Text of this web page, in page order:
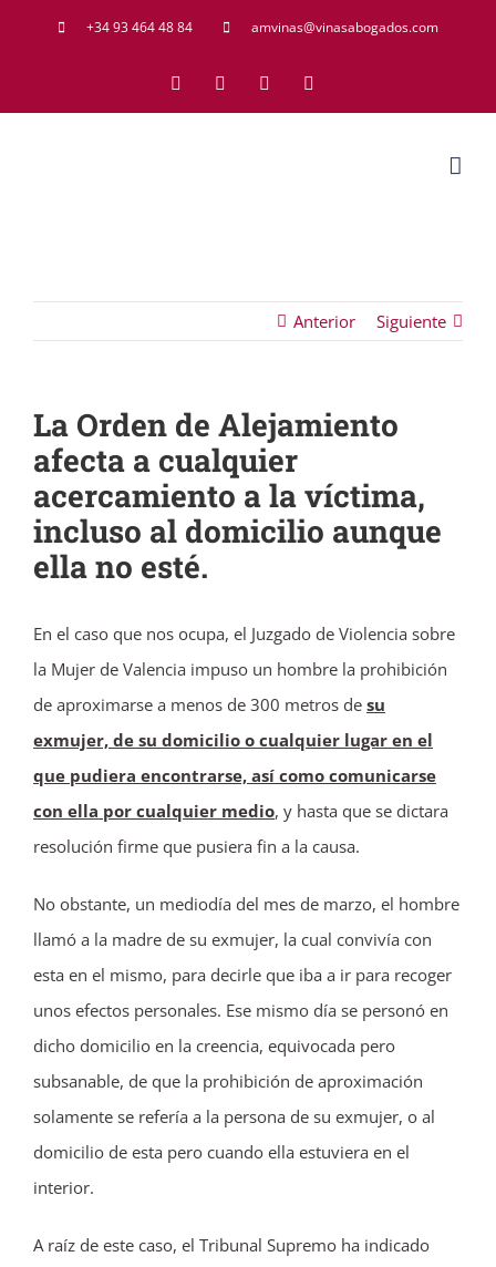
+34 93 464 48 84 amvinas@vinasabogados.com
FacebookTwitter LinkedIn
Anterior Siguiente
La Orden de Alejamiento
afecta a cualquier
acercamiento a la víctima,
incluso al domicilio aunque
ella no esté.
En el caso que nos ocupa, el Juzgado de Violencia sobre
la Mujer de Valencia impuso un hombre la prohibición
de aproximarse a menos de 300 metros de su
exmujer, de su domicilio o cualquier lugar en el
que pudiera encontrarse, así como comunicarse
con ella por cualquier medio, y hasta que se dictara
resolución firme que pusiera fin a la causa.
No obstante, un mediodía del mes de marzo, el hombre
llamó a la madre de su exmujer, la cual convivía con
esta en el mismo, para decirle que iba a ir para recoger
unos efectos personales. Ese mismo día se personó en
dicho domicilio en la creencia, equivocada pero
subsanable, de que la prohibición de aproximación
solamente se refería a la persona de su exmujer, o al
domicilio de esta pero cuando ella estuviera en el
interior.
A raíz de este caso, el Tribunal Supremo ha indicado